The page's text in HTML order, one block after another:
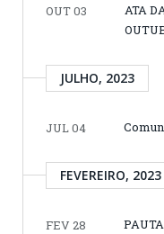
OUT 03
ATA
JULHO, 2023
JUL 04
FEVEREIRO, 2023
FEV 28